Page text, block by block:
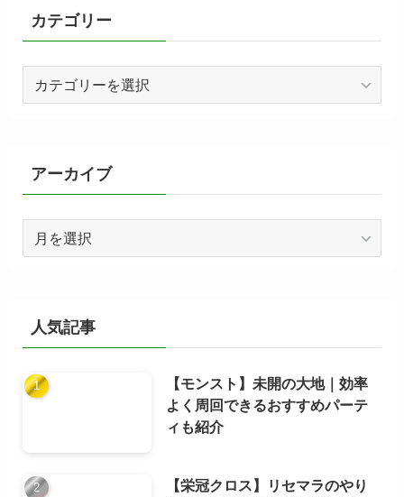
カテゴリー
ーアーカイブ
人気記事
【モンスト】未開の大地｜効率
よく周回できるおすすめパーテ
ィも紹介
【栄冠クロス】リセマラのやり